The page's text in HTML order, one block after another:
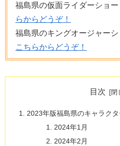
福島県の仮面ライダーショ
らからどうぞ！
福島県のキングオージャー
こちらからどうぞ！
目次
2023年版福島県のキャラクタ
2024年1月
2024年2月